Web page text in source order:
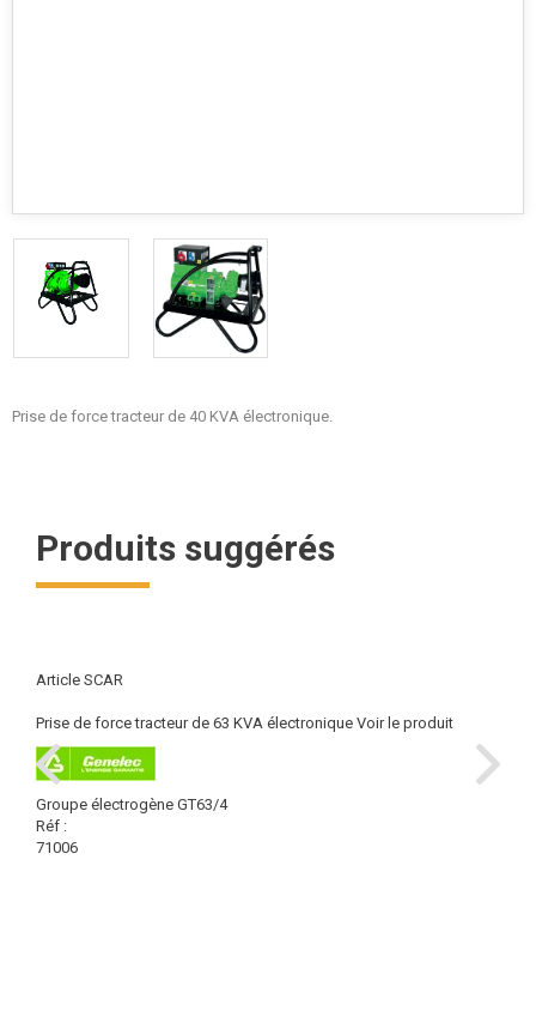
Prise de force tracteur de 40 KVA électronique.
Produits suggérés
Article SCAR
Prise de force tracteur de 63 KVA électronique Voir le produit
Groupe électrogène GT63/4
Réf :
71006